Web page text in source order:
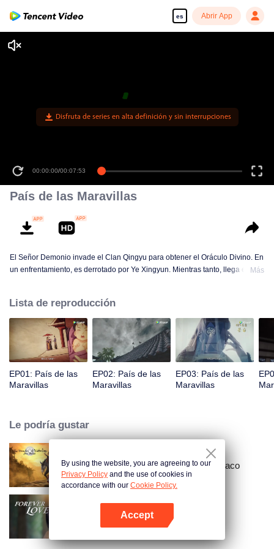
es Abrir App
Disfruta de series en alta definición y sin interrupciones
00:00:00/00:07:53
País de las Maravillas
El Señor Demonio invade el Clan Qingyu para obtener el Oráculo Divino. En
un enfrentamiento, es derrotado por Ye Xingyun. Mientras tanto, llega el
misteriosa, An Yun, y se enreda en la disputa entre el Señor Demonio y Ye
Xingyun.
Más
Lista de reproducción
EP01: País de las
Maravillas
EP02: País de las
Maravillas
EP03: País de las
Maravillas
Le podría gustar
Gran maestro del cultivo demoníaco
Amor Eterno
By using the website, you are agreeing to our
Privacy Policy and the use of cookies in
accordance with our Cookie Policy.
Accept